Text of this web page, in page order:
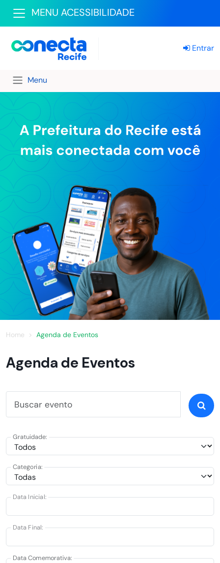
MENU ACESSIBILIDADE
Entrar
Menu
Home Agenda de Eventos
Agenda de Eventos
Gratuidade:
Categoria:
Data Inicial:
Data Final:
Data Comemorativa: